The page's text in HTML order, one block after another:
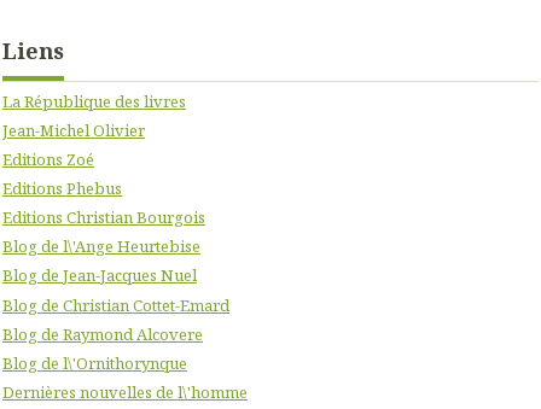
Liens
La République des livres
Jean-Michel Olivier
Editions Zoé
Editions Phebus
Editions Christian Bourgois
Blog de l\'Ange Heurtebise
Blog de Jean-Jacques Nuel
Blog de Christian Cottet-Emard
Blog de Raymond Alcovere
Blog de l\'Ornithorynque
Dernières nouvelles de l\'homme